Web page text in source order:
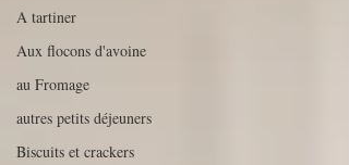
A tartiner
Aux flocons d'avoine
au Fromage
autres petits déjeuners
Biscuits et crackers